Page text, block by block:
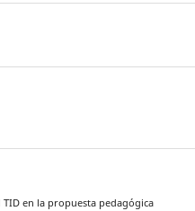
TID en la propuesta pedagógica